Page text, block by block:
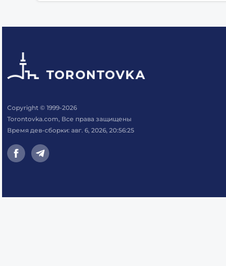
Copyright © 1999-2026
Torontovka.com, Все права защищены
Время дев-сборки: авг. 6, 2026, 20:56:25